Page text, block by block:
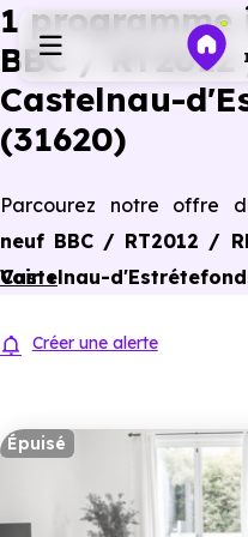
Programmes neufs
Ressources
Financer
1
BBC / RT2012
Castelnau-
(31620)
Parcourez notre offre
neuf BBC / RT2012 /
Castelnau-
conforme aux
Voir +
Créer une alerte
Épuisé